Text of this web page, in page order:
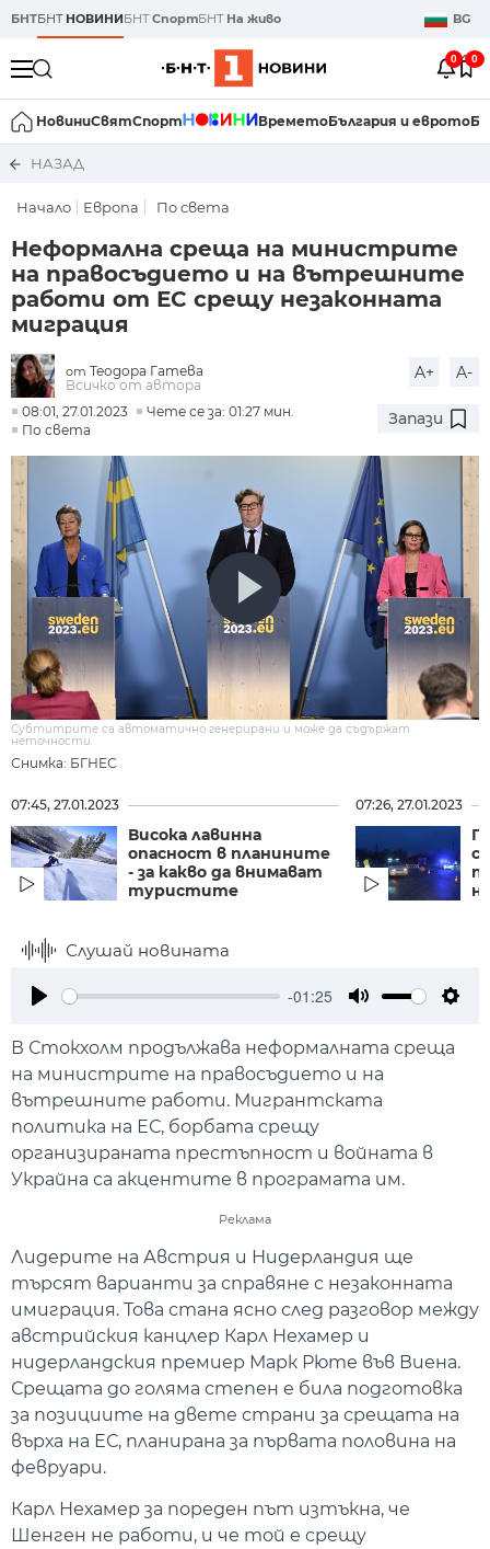
БНТБНТ НОВИНИБНТСпортБНТ На живо BG
0 0
НовиниСвятСпорт ВреметоБългария и еврото
НАЗАД
Начало Европа По света
Неформална среща на министрите
на правосъдието и на вътрешните
работи от ЕС срещу незаконната
миграция
от Теодора Гатева
Всичко от автора
A+ A-
08:01, 27.01.2023
Чете се за: 01:27 мин.
По света
Запази
Снимка: БГНЕС
Субтитрите са автоматично генерирани и може да съдържат
неточности.
07:45, 27.01.2023
Висока лавинна
опасност в планините
- за какво да внимават
туристите
07:26, 27.01.2023
Слушай новината
-01:25
В Стокхолм продължава неформалната среща
на министрите на правосъдието и на
вътрешните работи. Мигрантската
политика на ЕС, борбата срещу
организираната престъпност и войната в
Украйна са акцентите в програмата им.
Реклама
Лидерите на Австрия и Нидерландия ще
търсят варианти за справяне с незаконната
имиграция. Това стана ясно след разговор между
австрийския канцлер Карл Нехамер и
нидерландския премиер Марк Рюте във Виена.
Срещата до голяма степен е била подготовка
за позициите на двете страни за срещата на
върха на ЕС, планирана за първата половина на
февруари.
Карл Нехамер за пореден път изтъкна, че
Шенген не работи, и че той е срещу